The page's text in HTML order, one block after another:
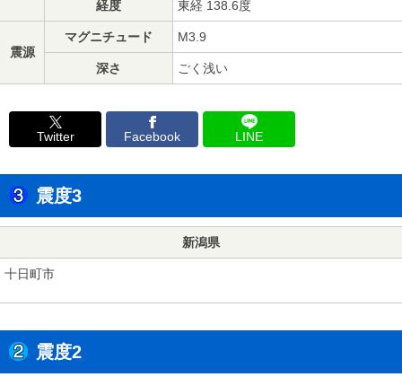
経度 東経 138.6度
震源
マグニチュード M3.9
深さ ごく浅い
Twitter Facebook LINE
震度3
新潟県
十日町市
震度2